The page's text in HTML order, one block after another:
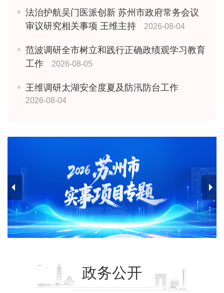
法治护航吴门医派创新 苏州市政府常务会议
审议研究相关事项 王维主持
2026-08-04
范波调研全市树立和践行正确政绩观学习教育
工作
2026-08-05
王维调研太湖安全度夏及防汛防台工作
2026-08-04
政务公开